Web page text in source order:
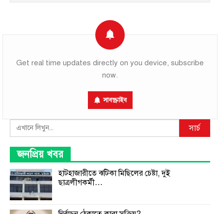
Get real time updates directly on you device, subscribe
now.
সাবস্ক্রাইব
Search সার্চ
জনপ্রিয় খবর
হাটহাজারীতে ঝটিকা মিছিলের চেষ্টা, দুই
ছাত্রলীগকর্মী…